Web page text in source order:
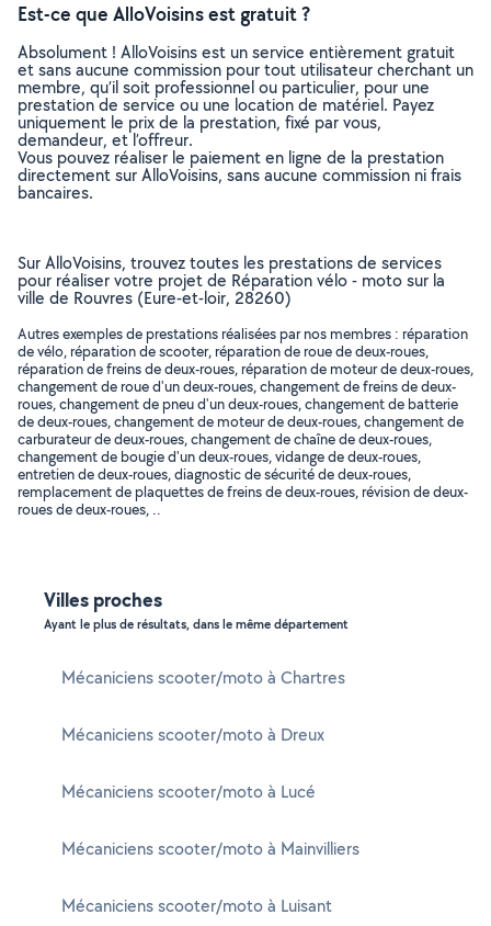
Est-ce que AlloVoisins est gratuit ?
Absolument ! AlloVoisins est un service entièrement gratuit
et sans aucune commission pour tout utilisateur cherchant un
membre, qu’il soit professionnel ou particulier, pour une
prestation de service ou une location de matériel. Payez
uniquement le prix de la prestation, fixé par vous,
demandeur, et l’offreur.
Vous pouvez réaliser le paiement en ligne de la prestation
directement sur AlloVoisins, sans aucune commission ni frais
bancaires.
Sur AlloVoisins, trouvez toutes les prestations de services
pour réaliser votre projet de Réparation vélo - moto sur la
ville de Rouvres (Eure-et-loir, 28260)
Autres exemples de prestations réalisées par nos membres : réparation
de vélo, réparation de scooter, réparation de roue de deux-roues,
réparation de freins de deux-roues, réparation de moteur de deux-roues,
changement de roue d'un deux-roues, changement de freins de deux-
roues, changement de pneu d'un deux-roues, changement de batterie
de deux-roues, changement de moteur de deux-roues, changement de
carburateur de deux-roues, changement de chaîne de deux-roues,
changement de bougie d'un deux-roues, vidange de deux-roues,
entretien de deux-roues, diagnostic de sécurité de deux-roues,
remplacement de plaquettes de freins de deux-roues, révision de deux-
roues de deux-roues, ..
Villes proches
Ayant le plus de résultats, dans le même département
Mécaniciens scooter/moto à Chartres
Mécaniciens scooter/moto à Dreux
Mécaniciens scooter/moto à Lucé
Mécaniciens scooter/moto à Mainvilliers
Mécaniciens scooter/moto à Luisant